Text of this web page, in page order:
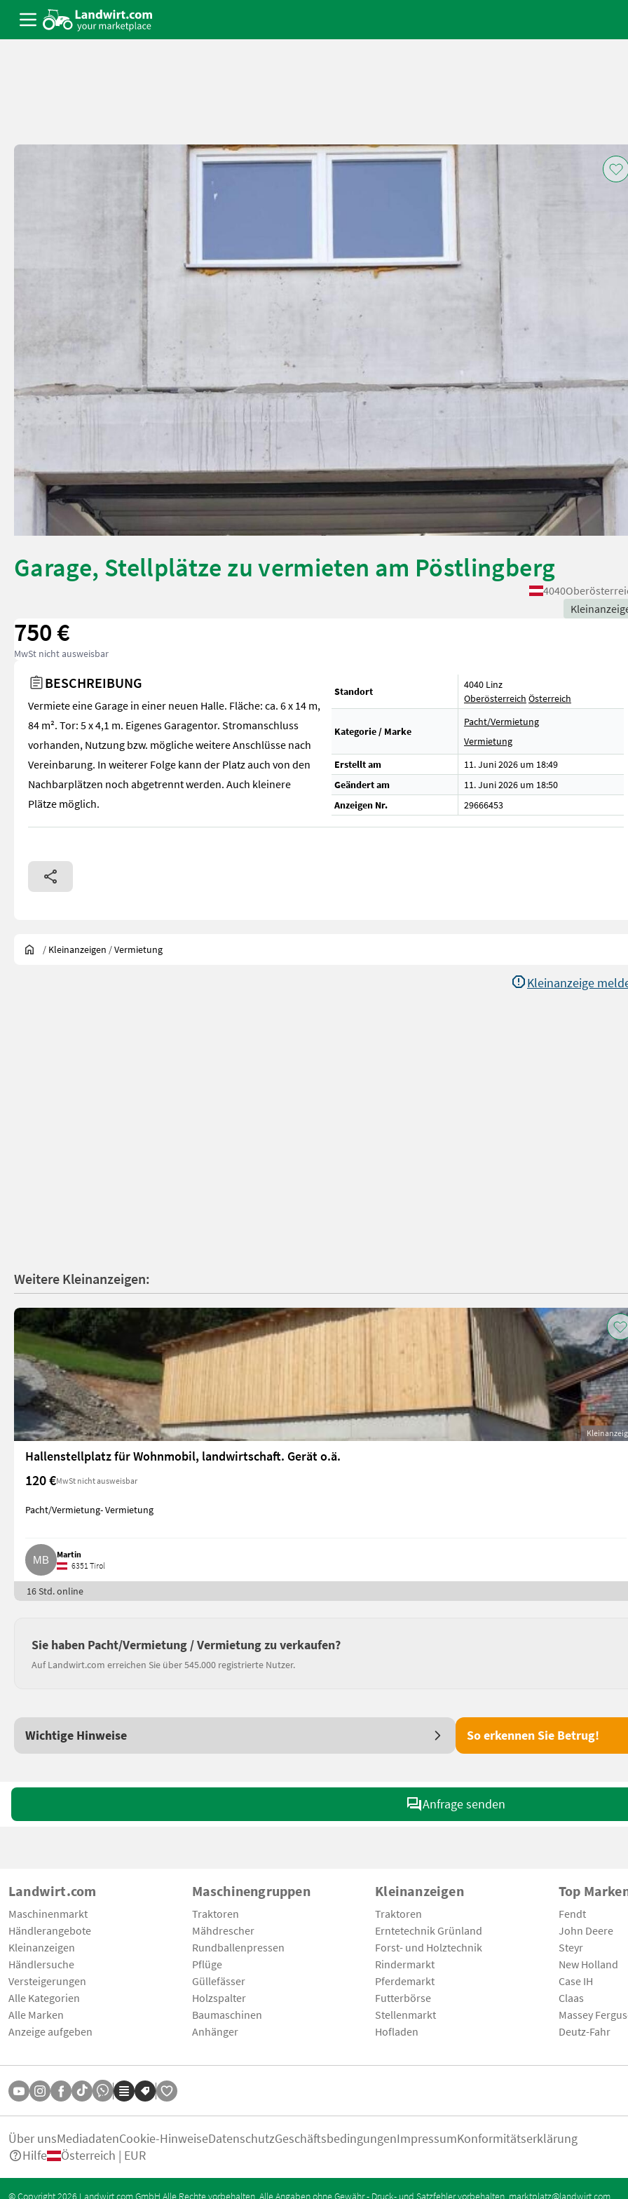
Garage, Stellplätze zu vermieten am Pöstlingberg
4040
750 €
MwSt nicht ausweisbar
BESCHREIBUNG
Vermiete eine Garage in einer neuen Halle. Fläche: ca. 6 x 14 m,
84 m². Tor: 5 x 4,1 m. Eigenes Garagentor. Stromanschluss
vorhanden, Nutzung bzw. mögliche weitere Anschlüsse nach
Vereinbarung. In weiterer Folge kann der Platz auch von den
Nachbarplätzen noch abgetrennt werden. Auch kleinere
Plätze möglich.
Standort
4040 Linz
Oberösterreich Österreich
Kategorie / Marke
Pacht/Vermietung
Vermietung
Erstellt am
11. Juni 2026 um 18:49
Geändert am
11. Juni 2026 um 18:50
Anzeigen Nr.
29666453
/ Kleinanzeigen /Vermietung
Kleinanzeige
Weitere Kleinanzeigen:
Hallenstellplatz für Wohnmobil, landwirtschaft. Gerät o.ä.
120 €MwSt nicht ausweisbar
Pacht/Vermietung- Vermietung
Martin
6351 Tirol
16 Std. online
Sie haben Pacht/Vermietung / Vermietung zu verkaufen?
Auf Landwirt.com erreichen Sie über 545.000 registrierte Nutzer.
Wichtige Hinweise So erkennen Sie Betrug!
Anfrage senden
Landwirt.com
Maschinenmarkt
Händlerangebote
Kleinanzeigen
Händlersuche
Versteigerungen
Alle Kategorien
Alle Marken
Anzeige aufgeben
Maschinengruppen
Traktoren
Mähdrescher
Rundballenpressen
Pflüge
Güllefässer
Holzspalter
Baumaschinen
Anhänger
Kleinanzeigen
Traktoren
Erntetechnik Grünland
Forst- und Holztechnik
Rindermarkt
Pferdemarkt
Futterbörse
Stellenmarkt
Hofladen
Top
Fendt
John Deere
Steyr
New Holland
Case IH
Claas
Massey
Deutz-Fahr
Über unsMediadatenCookie-HinweiseDatenschutzGeschäftsbedingungenImpressumKonformitätserklärung
Hilfe
Österreich | EUR
© Copyright 2026 Landwirt.com GmbH Alle Rechte vorbehalten. Alle Angaben ohne Gewähr - Druck- und Satzfehler vorbehalten. marktplatz@landwirt.com